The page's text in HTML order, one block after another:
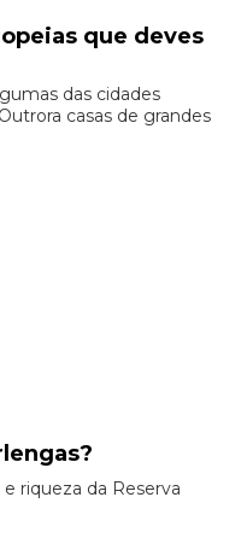
que deves
das cidades
casas de grandes
riqueza da Reserva